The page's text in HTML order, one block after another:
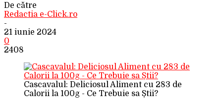
De către
Redactia e-Click.ro
-
21 iunie 2024
0
2408
Cascavalul: Deliciosul Aliment cu 283 de
Calorii la 100g - Ce Trebuie sa Știi?